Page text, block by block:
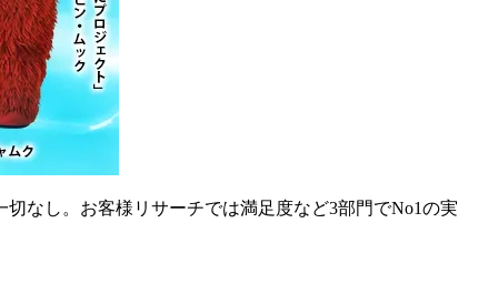
なし。お客様リサーチでは満足度など3部門でNo1の実